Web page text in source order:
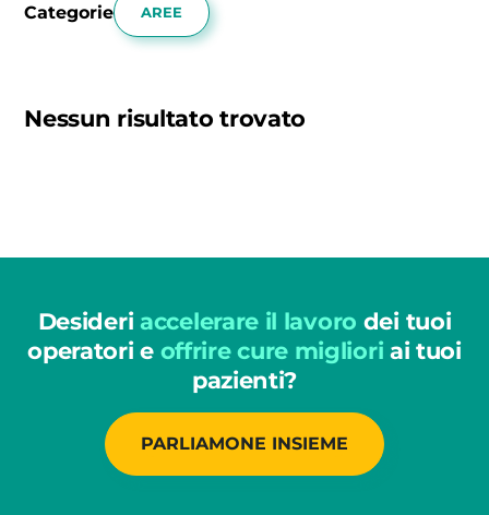
Categorie AREE
Nessun risultato trovato
Desideri accelerare il lavoro dei tuoi
operatori e offrire cure migliori ai tuoi
pazienti?
PARLIAMONE INSIEME